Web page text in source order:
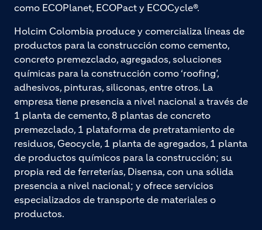
como ECOPlanet, ECOPact y ECOCycle®.
Holcim Colombia produce y comercializa líneas de
productos para la construcción como cemento,
concreto premezclado, agregados, soluciones
químicas para la construcción como ‘roofing’,
adhesivos, pinturas, siliconas, entre otros. La
empresa tiene presencia a nivel nacional a través de
1 planta de cemento, 8 plantas de concreto
premezclado, 1 plataforma de pretratamiento de
residuos, Geocycle, 1 planta de agregados, 1 planta
de productos químicos para la construcción; su
propia red de ferreterías, Disensa, con una sólida
presencia a nivel nacional; y ofrece servicios
especializados de transporte de materiales o
productos.